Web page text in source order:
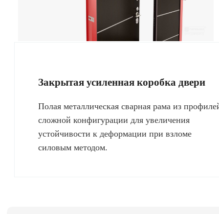
Закрытая усиленная коробка двери
Полая металлическая сварная рама из
сложной конфигурации для увеличения
устойчивости к деформации при взломе
силовым методом.